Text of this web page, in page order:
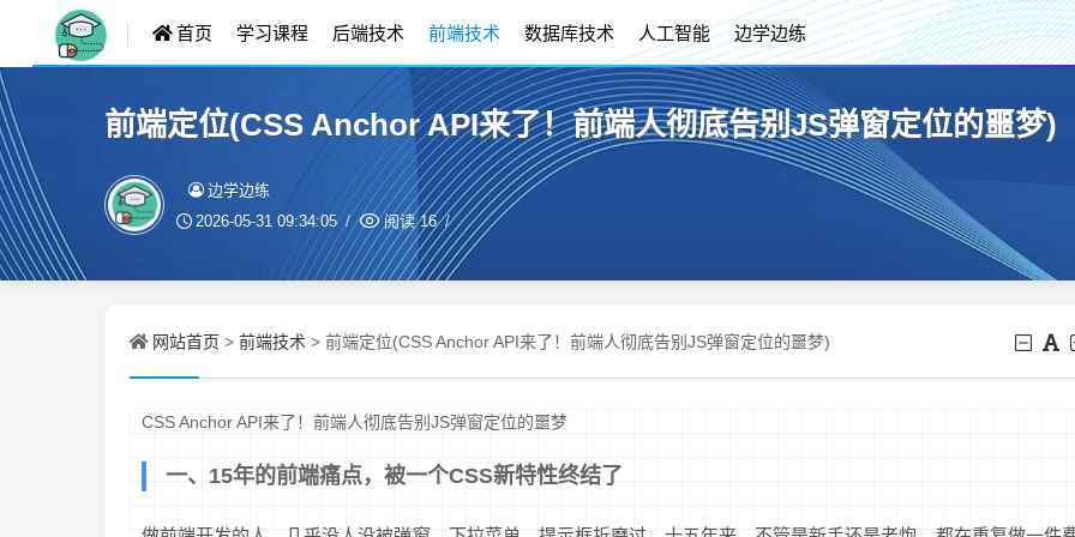
首页 学习课程 后端技术 前端技术 数据库技术 人工智能 边学边练
前端定位(CSS Anchor API来了！前端人彻底告别JS弹窗定位的噩梦)
边学边练
2026-05-31 09:34:05 阅读16
网站首页 > 前端技术 > 前端定位(CSS Anchor API来了！前端人彻底告别JS弹窗定位的噩梦)
CSS Anchor API来了！前端人彻底告别JS弹窗定位的噩梦
一、15年的前端痛点，被一个CSS新特性终结了